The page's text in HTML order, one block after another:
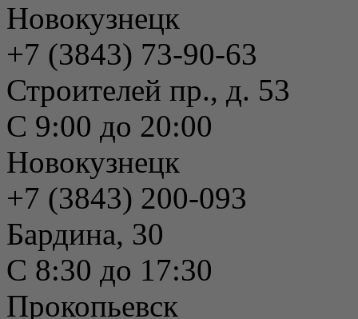
Новокузнецк
+7 (3843) 73-90-63
Строителей пр., д. 53
С 9:00 до 20:00
Новокузнецк
+7 (3843) 200-093
Бардина, 30
С 8:30 до 17:30
Прокопьевск